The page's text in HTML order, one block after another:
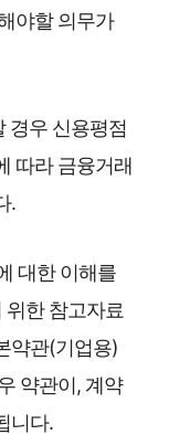
야할 의무가
경우 신용평점
따라 금융거래
.
대한 이해를
한 참고자료
약관(기업용)
약관이, 계약
니다.